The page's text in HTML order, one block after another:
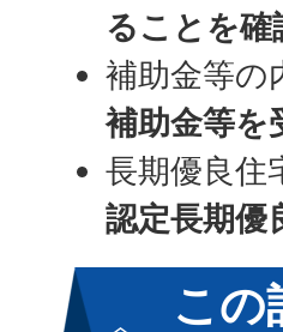
ることを確
補助金等の
補助金等を
長期優良住
認定長期優
この